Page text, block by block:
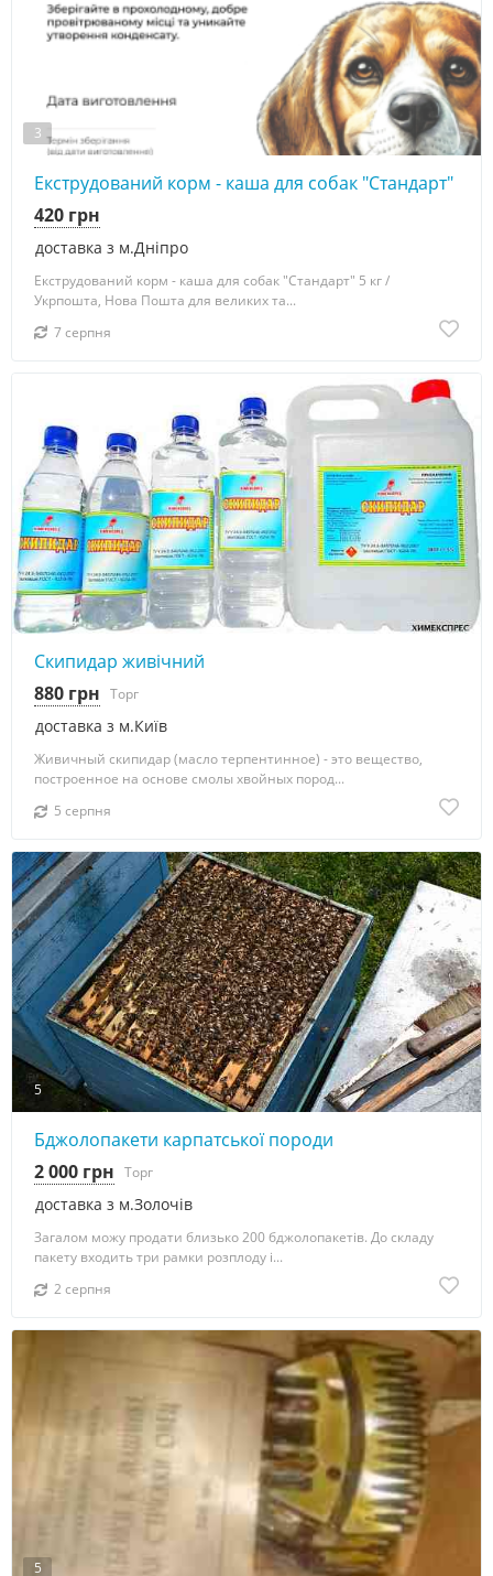
3
Екструдований корм - каша для собак "Стандарт"
доставка з м.Дніпро
420 грн
Екструдований корм - каша для собак "Стандарт" 5 кг /
Укрпошта, Нова Пошта для великих та...
7 серпня
Скипидар живічний
доставка з м.Київ
880 грн Торг
Живичный скипидар (масло терпентинное) - это вещество,
построенное на основе смолы хвойных пород...
5 серпня
5
Бджолопакети карпатської породи
доставка з м.Золочів
2 000 грн Торг
Загалом можу продати близько 200 бджолопакетів. До складу
пакету входить три рамки розплоду і...
2 серпня
5